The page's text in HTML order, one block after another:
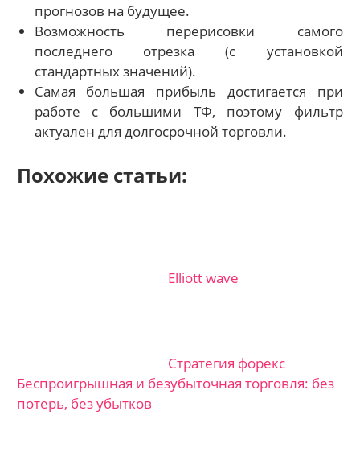
прогнозов на будущее.
Возможность перерисовки самого
последнего отрезка (с установкой
стандартных значений).
Самая большая прибыль достигается при
работе с большими ТФ, поэтому фильтр
актуален для долгосрочной торговли.
Похожие статьи:
Elliott wave
Стратегия форекс
Беспроигрышная и безубыточная торговля: без
потерь, без убытков